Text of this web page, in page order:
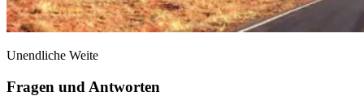
Unendliche Weite
Fragen und Antworten